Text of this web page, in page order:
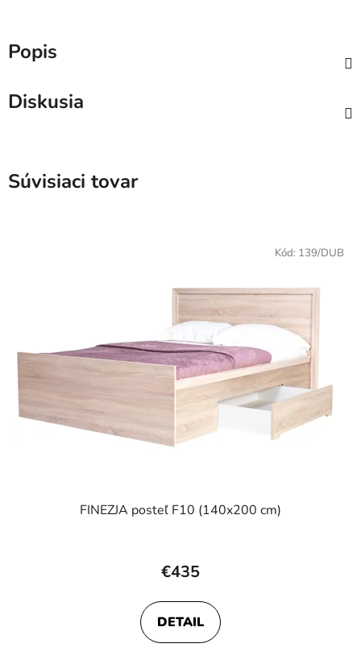
Popis
Diskusia
Súvisiaci tovar
FINEZJA posteľ F10 (140x200 cm)
hodnotenie
je
5,0
€435
DETAIL
Kód: 139/DUB